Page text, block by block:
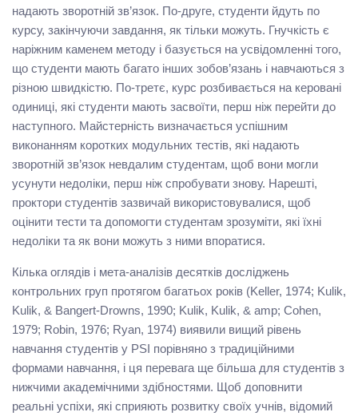
надають зворотній зв’язок. По-друге, студенти йдуть по
курсу, закінчуючи завдання, як тільки можуть. Гнучкість є
наріжним каменем методу і базується на усвідомленні того,
що студенти мають багато інших зобов’язань і навчаються з
різною швидкістю. По-третє, курс розбивається на керовані
одиниці, які студенти мають засвоїти, перш ніж перейти до
наступного. Майстерність визначається успішним
виконанням коротких модульних тестів, які надають
зворотній зв’язок невдалим студентам, щоб вони могли
усунути недоліки, перш ніж спробувати знову. Нарешті,
проктори студентів зазвичай використовувалися, щоб
оцінити тести та допомогти студентам зрозуміти, які їхні
недоліки та як вони можуть з ними впоратися.
Кілька оглядів і мета-аналізів десятків досліджень
контрольних груп протягом багатьох років (Keller, 1974; Kulik,
Kulik, & Bangert-Drowns, 1990; Kulik, Kulik, & amp; Cohen,
1979; Robin, 1976; Ryan, 1974) виявили вищий рівень
навчання студентів у PSI порівняно з традиційними
формами навчання, і ця перевага ще більша для студентів з
нижчими академічними здібностями. Щоб доповнити
реальні успіхи, які сприяють розвитку своїх учнів, відомий